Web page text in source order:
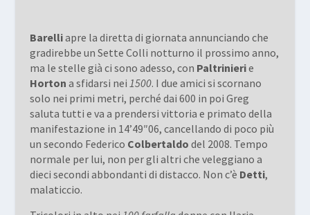
Barelliapre la diretta di giornata annunciando che
gradirebbe un Sette Colli notturno il prossimo anno,
ma le stelle già ci sono adesso, con Paltrinierie
Horton a sfidarsi nei 1500. I due amici si scornano
solo nei primi metri, perché dai 600 in poi Greg
saluta tutti e va a prendersi vittoria e primato della
manifestazione in 14’49″06, cancellando di poco più
un secondo Federico Colbertaldo del 2008. Tempo
normale per lui, non per gli altri che veleggiano a
dieci secondi abbondanti di distacco. Non c’è Detti,
malaticcio.